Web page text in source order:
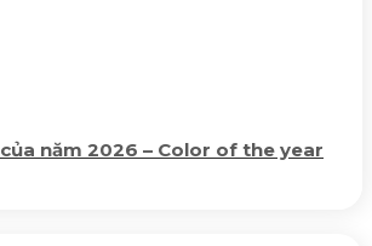
năm 2026 – Color of the year